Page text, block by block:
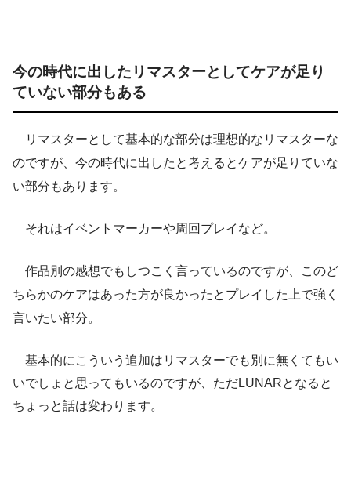
今の時代に出したリマスターとしてケアが足り
ていない部分もある
リマスターとして基本的な部分は理想的なリマスターな
のですが、今の時代に出したと考えるとケアが足りていな
い部分もあります。
それはイベントマーカーや周回プレイなど。
作品別の感想でもしつこく言っているのですが、このど
ちらかのケアはあった方が良かったとプレイした上で強く
言いたい部分。
基本的にこういう追加はリマスターでも別に無くてもい
いでしょと思ってもいるのですが、ただLUNARとなると
ちょっと話は変わります。